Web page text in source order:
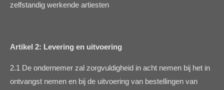
zelfstandig werkende artiesten
Artikel 2: Levering en uitvoering
2.1 De ondernemer zal zorgvuldigheid in acht nemen bij het in
ontvangst nemen en bij de uitvoering van bestellingen van